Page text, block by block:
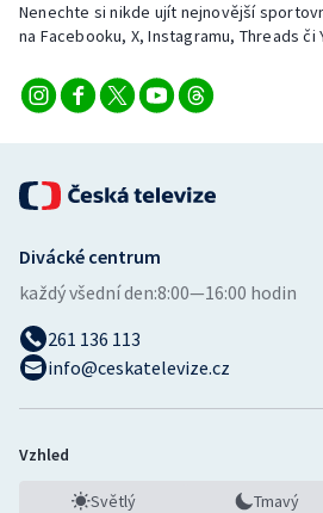
Nenechte si nikde ujít nejnovější
na Facebooku, X, Instagramu, Threads či
Divácké centrum
každý všední den:8:00—16:00 hodin
261 136 113
info@ceskatelevize.cz
Vzhled
Světlý Tmavý